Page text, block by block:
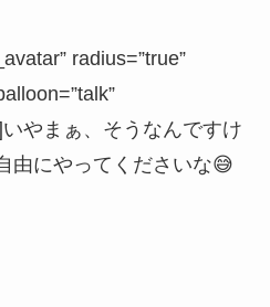
radius=”true”
やまぁ、そうなんですけ
由にやってくださいな😅